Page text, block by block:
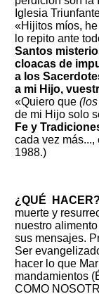
Iglesia
«Hijitos míos,
lo repito ante
Santos
cloacas de
a los
a mi Hijo,
«Quiero que
de mi Hijo solo
Fe y
cada vez
1988.)
¿QUÉ
muerte y
nuestro alimento
sus mensajes.
Ser
hacer lo que
mandamientos
COMO